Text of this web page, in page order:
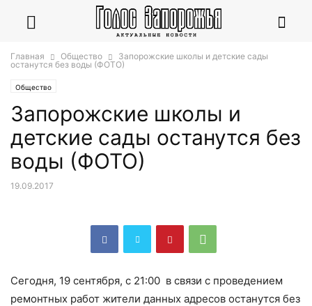
Главная Общество
Запорожские школы и детские сады
останутся без воды (ФОТО)
Общество
Запорожские школы и
детские сады останутся без
воды (ФОТО)
19.09.2017
Сегодня, 19 сентября, с 21:00 в связи с проведением
ремонтных работ жители данных адресов останутся без